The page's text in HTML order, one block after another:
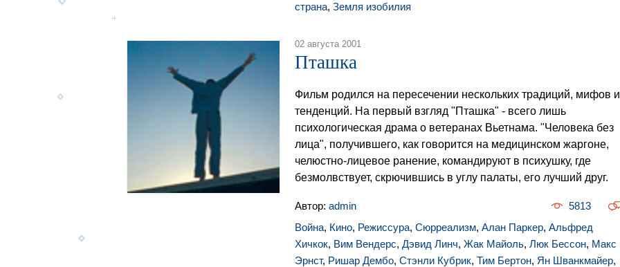
страна, Земля изобилия
02 августа 2001
Пташка
Фильм родился на пересечении нескольких традиций, мифов и
тенденций. На первый взгляд "Пташка" - всего лишь
психологическая драма о ветеранах Вьетнама. "Человека без
лица", получившего, как говорится на медицинском жаргоне,
челюстно-лицевое ранение, командируют в психушку, где
безмолвствует, скрючившись в углу палаты, его лучший друг.
Автор: admin
5813
Война, Кино, Режиссура, Сюрреализм, Алан Паркер, Альфред
Хичкок, Вим Вендерс, Дэвид Линч, Жак Майоль, Люк Бессон, Макс
Эрнст, Ришар Дембо, Стэнли Кубрик, Тим Бертон, Ян Шванкмайер,